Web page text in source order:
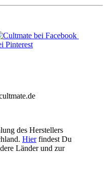
des Herstellers
Hierfindest Du
Länder und zur